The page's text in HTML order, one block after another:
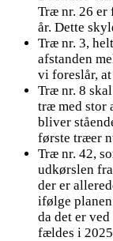
Træ nr. 26
år. Dette
Træ nr. 3,
afstanden
vi foreslår,
Træ nr. 8
træ med stor
bliver
første træer
Træ nr. 42,
udkørslen
der er
ifølge
da det er
fældes i